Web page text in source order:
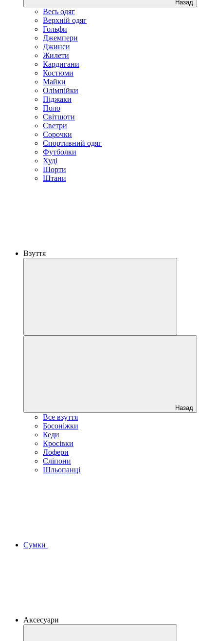
Назад
Весь одяг
Верхній одяг
Гольфи
Джемпери
Джинси
Жилети
Кардигани
Костюми
Майки
Олімпійки
Піджаки
Поло
Світшоти
Светри
Сорочки
Спортивний одяг
Футболки
Худі
Шорти
Штани
Взуття
Назад
Все взуття
Босоніжки
Кеди
Кросівки
Лофери
Сліпони
Шльопанці
Сумки
Аксесуари